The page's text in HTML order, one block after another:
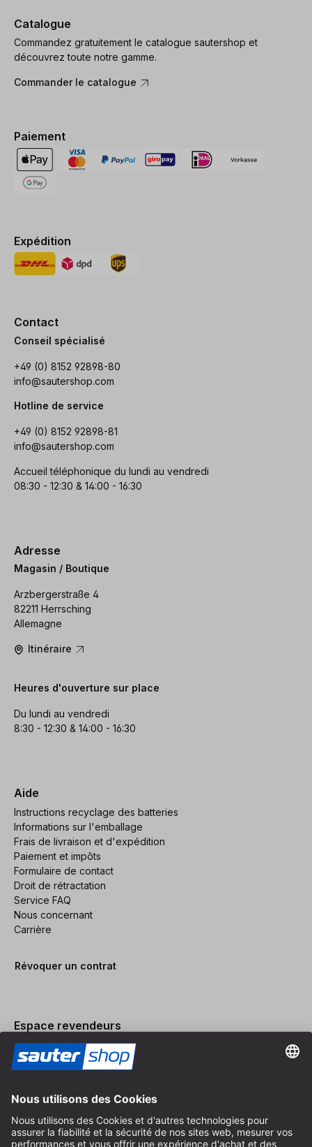
Catalogue
Commandez gratuitement le catalogue sautershop et
découvrez toute notre gamme.
Commander le catalogue
Paiement
Expédition
Contact
Conseil spécialisé
+49 (0) 8152 92898-80
info@sautershop.com
Hotline de service
+49 (0) 8152 92898-81
info@sautershop.com
Accueil téléphonique du lundi au vendredi
08:30 - 12:30 & 14:00 - 16:30
Adresse
Magasin / Boutique
Arzbergerstraße 4
82211 Herrsching
Allemagne
Itinéraire
Heures d'ouverture sur place
Du lundi au vendredi
8:30 - 12:30 & 14:00 - 16:30
Aide
Instructions recyclage des batteries
Informations sur l'emballage
Frais de livraison et d'expédition
Paiement et impôts
Formulaire de contact
Droit de rétractation
Service FAQ
Nous concernant
Carrière
Révoquer un contrat
Espace revendeurs
Devenir revendeur
Mentions légales